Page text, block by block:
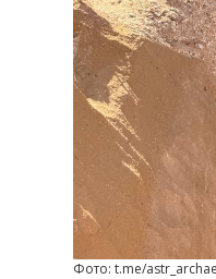
Фото: t.me/